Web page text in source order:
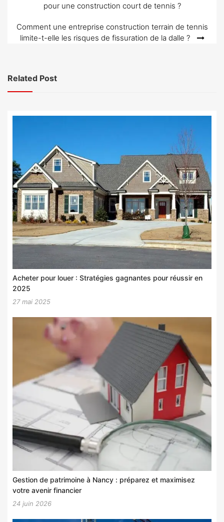
l’article
pour une construction court de tennis ?
Comment une entreprise construction terrain de tennis
limite-t-elle les risques de fissuration de la dalle ?
Related Post
Acheter pour louer : Stratégies gagnantes pour réussir en
2025
27 mai 2025
Gestion de patrimoine à Nancy : préparez et maximisez
votre avenir financier
24 juin 2026